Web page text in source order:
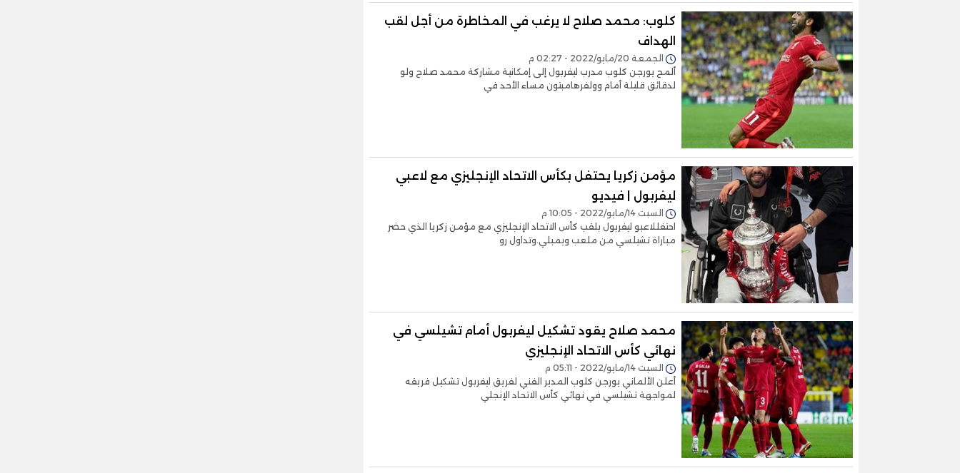
كلوب: محمد صلاح لا يرغب في المخاطرة من أجل لقب
الهداف
الجمعة 20/مايو/2022 - 02:27 م
ألمح يورجن كلوب مدرب ليفربول إلى إمكانية مشاركة محمد صلاح ولو
لدقائق قليلة أمام وولفرهامبتون مساء الأحد في
مؤمن زكريا يحتفل بكأس الاتحاد الإنجليزي مع لاعبي
ليفربول | فيديو
السبت 14/مايو/2022 - 10:05 م
احتفللاعبو ليفربول بلقب كأس الاتحاد الإنجليزي مع مؤمن زكريا الذي حضر
مباراة تشيلسي من ملعب ويمبلي.وتداول رو
محمد صلاح يقود تشكيل ليفربول أمام تشيلسي في
نهائي كأس الاتحاد الإنجليزي
السبت 14/مايو/2022 - 05:11 م
أعلن الألماني يورجن كلوب المدير الفني لفريق ليفربول تشكيل فريقه
لمواجهة تشيلسي في نهائي كأس الاتحاد الإنجلي